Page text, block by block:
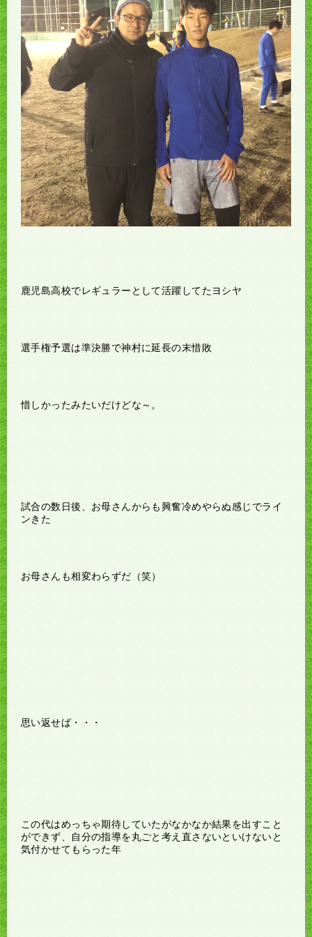
鹿児島高校でレギュラーとして活躍してたヨシヤ
選手権予選は準決勝で神村に延長の末惜敗
惜しかったみたいだけどな～。
試合の数日後、お母さんからも興奮冷めやらぬ感じでライ
ンきた
お母さんも相変わらずだ（笑）
思い返せば・・・
この代はめっちゃ期待していたがなかなか結果を出すこと
ができず、自分の指導を丸ごと考え直さないといけないと
気付かせてもらった年